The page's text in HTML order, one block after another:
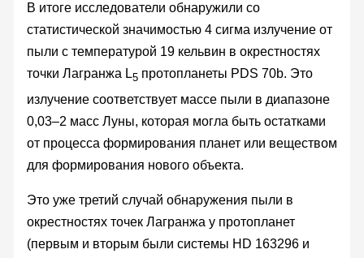
В итоге исследователи обнаружили со
статистической значимостью 4 сигма излучение от
пыли с температурой 19 кельвин в окрестностях
точки Лагранжа L5протопланеты PDS 70b. Это
излучение соответствует массе пыли в диапазоне
0,03–2 масс Луны, которая могла быть остатками
от процесса формирования планет или веществом
для формирования нового объекта.
Это уже третий случай обнаружения пыли в
окрестностях точек Лагранжа у протопланет
(первым и вторым были системы HD 163296 и